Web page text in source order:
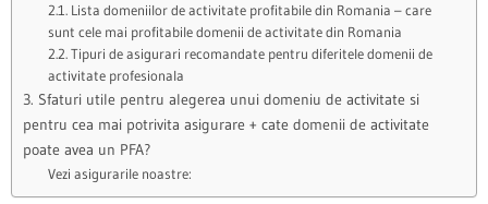
2.1. Lista domeniilor de activitate profitabile din Romania – care
sunt cele mai profitabile domenii de activitate din Romania
2.2. Tipuri de asigurari recomandate pentru diferitele domenii de
activitate profesionala
3. Sfaturi utile pentru alegerea unui domeniu de activitate si
pentru cea mai potrivita asigurare + cate domenii de activitate
poate avea un PFA?
Vezi asigurarile noastre: